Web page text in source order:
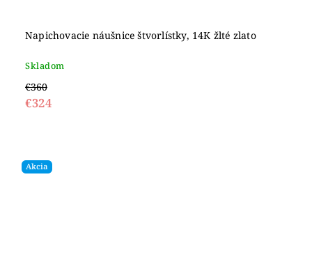
Napichovacie náušnice štvorlístky, 14K žlté zlato
Skladom
€360
€324
Akcia